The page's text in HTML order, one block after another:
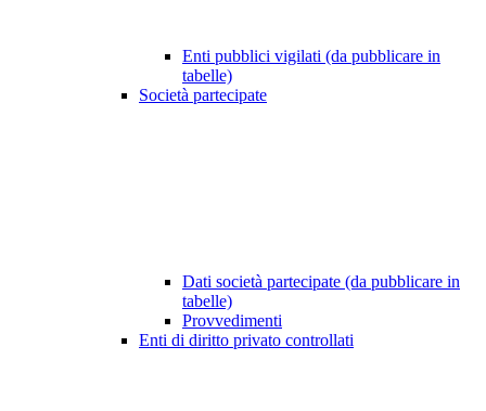
Enti pubblici vigilati (da pubblicare in
tabelle)
Società partecipate
Dati società partecipate (da pubblicare in
tabelle)
Provvedimenti
Enti di diritto privato controllati